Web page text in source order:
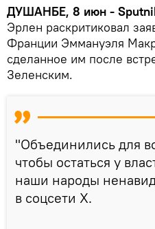
ДУШАНБЕ, 8 июн -
Эрлен раскритиковал
Франции Эммануэля
сделанное им после
Зеленским.
"Объединились для
чтобы остаться у
наши народы
в соцсети X.